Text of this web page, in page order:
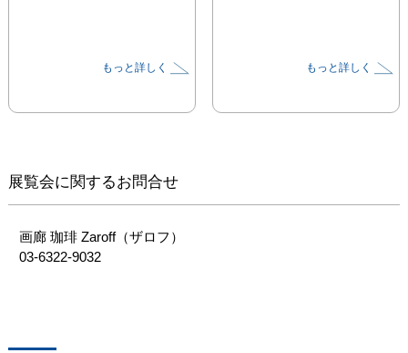
もっと詳しく もっと詳しく
展覧会に関するお問合せ
画廊 珈琲 Zaroff（ザロフ）
03-6322-9032